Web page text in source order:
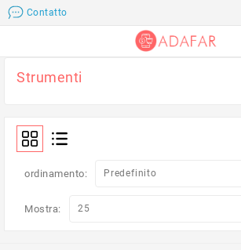
Contatto
Strumenti
ordinamento:
Mostra: